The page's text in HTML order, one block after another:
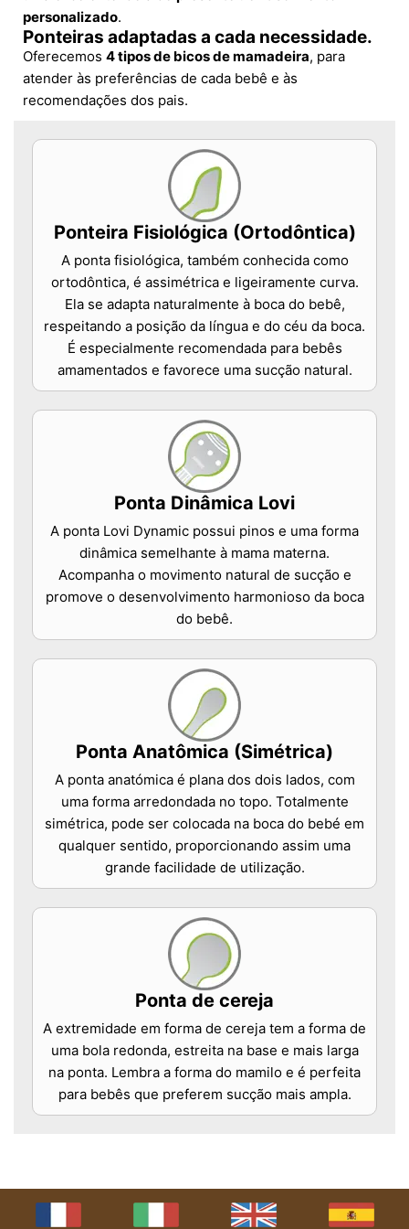
personalizado.
Ponteiras adaptadas a cada necessidade.
Oferecemos 4 tipos de bicos de mamadeira, para
atender às preferências de cada bebê e às
recomendações dos pais.
Ponteira Fisiológica (Ortodôntica)
A ponta fisiológica, também conhecida como
ortodôntica, é assimétrica e ligeiramente curva.
Ela se adapta naturalmente à boca do bebê,
respeitando a posição da língua e do céu da boca.
É especialmente recomendada para bebês
amamentados e favorece uma sucção natural.
Ponta Dinâmica Lovi
A ponta Lovi Dynamic possui pinos e uma forma
dinâmica semelhante à mama materna.
Acompanha o movimento natural de sucção e
promove o desenvolvimento harmonioso da boca
do bebê.
Ponta Anatômica (Simétrica)
A ponta anatómica é plana dos dois lados, com
uma forma arredondada no topo. Totalmente
simétrica, pode ser colocada na boca do bebé em
qualquer sentido, proporcionando assim uma
grande facilidade de utilização.
Ponta de cereja
A extremidade em forma de cereja tem a forma de
uma bola redonda, estreita na base e mais larga
na ponta. Lembra a forma do mamilo e é perfeita
para bebês que preferem sucção mais ampla.